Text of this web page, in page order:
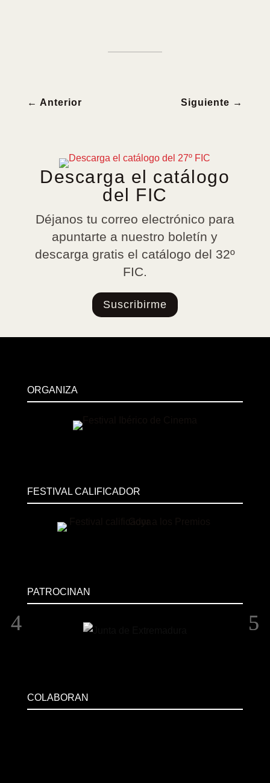
← Anterior Siguiente →
Descarga el catálogo
del FIC
Déjanos tu correo electrónico para
apuntarte a nuestro boletín y
descarga gratis el catálogo del 32º
FIC.
Suscribirme
ORGANIZA
FESTIVAL CALIFICADOR
PATROCINAN
COLABORAN